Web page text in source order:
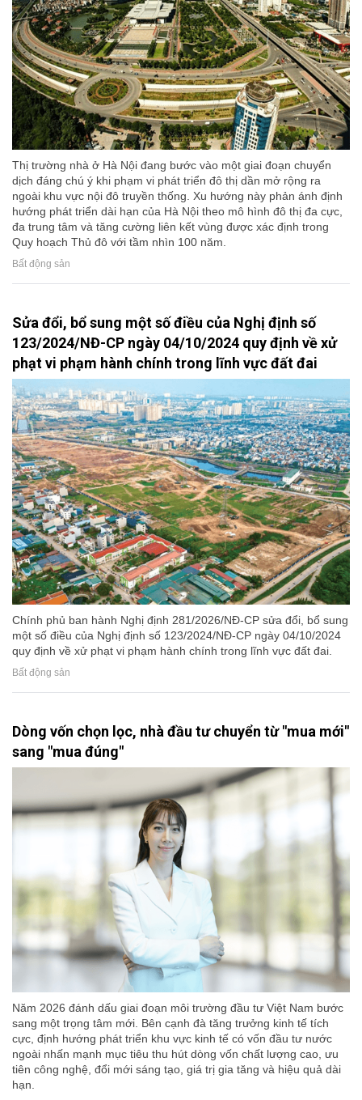
Thị trường nhà ở Hà Nội đang bước vào một giai đoạn chuyển
dịch đáng chú ý khi phạm vi phát triển đô thị dần mở rộng ra
ngoài khu vực nội đô truyền thống. Xu hướng này phản ánh định
hướng phát triển dài hạn của Hà Nội theo mô hình đô thị đa cực,
đa trung tâm và tăng cường liên kết vùng được xác định trong
Quy hoạch Thủ đô với tầm nhìn 100 năm.
Bất động sản
Sửa đổi, bổ sung một số điều của Nghị định số
123/2024/NĐ-CP ngày 04/10/2024 quy định về xử
phạt vi phạm hành chính trong lĩnh vực đất đai
Chính phủ ban hành Nghị định 281/2026/NĐ-CP sửa đổi, bổ sung
một số điều của Nghị định số 123/2024/NĐ-CP ngày 04/10/2024
quy định về xử phạt vi phạm hành chính trong lĩnh vực đất đai.
Bất động sản
Dòng vốn chọn lọc, nhà đầu tư chuyển từ "mua mới"
sang "mua đúng"
Năm 2026 đánh dấu giai đoạn môi trường đầu tư Việt Nam bước
sang một trọng tâm mới. Bên cạnh đà tăng trưởng kinh tế tích
cực, định hướng phát triển khu vực kinh tế có vốn đầu tư nước
ngoài nhấn mạnh mục tiêu thu hút dòng vốn chất lượng cao, ưu
tiên công nghệ, đổi mới sáng tạo, giá trị gia tăng và hiệu quả dài
hạn.